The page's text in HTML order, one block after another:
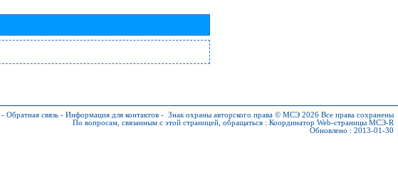
- Обратная связь - Информация для контактов - Знак охраны авторского права © МСЭ 2026 Все права сохранены
По вопросам, связанным с этой страницей, обращаться : Координатор Web-страницы МСЭ-R
Обновлено : 2013-01-30